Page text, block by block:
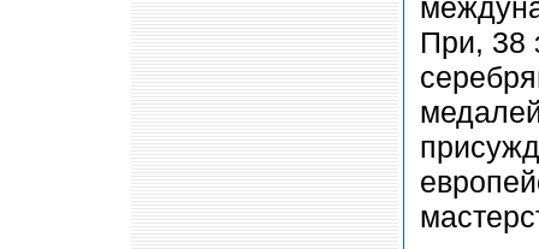
При, 38